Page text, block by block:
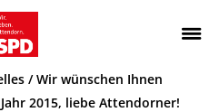
/Wir wünschen Ihnen
2015, liebe Attendorner!